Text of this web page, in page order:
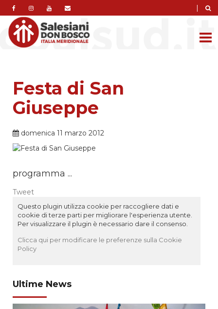
|
Festa di San
Giuseppe
domenica 11 marzo 2012
programma ...
Tweet
Questo plugin utilizza cookie per raccogliere dati e
cookie di terze parti per migliorare l'esperienza utente.
Per visualizzare il plugin è necessario dare il consenso.
Clicca qui per modificare le preferenze sulla Cookie
Policy
Ultime News